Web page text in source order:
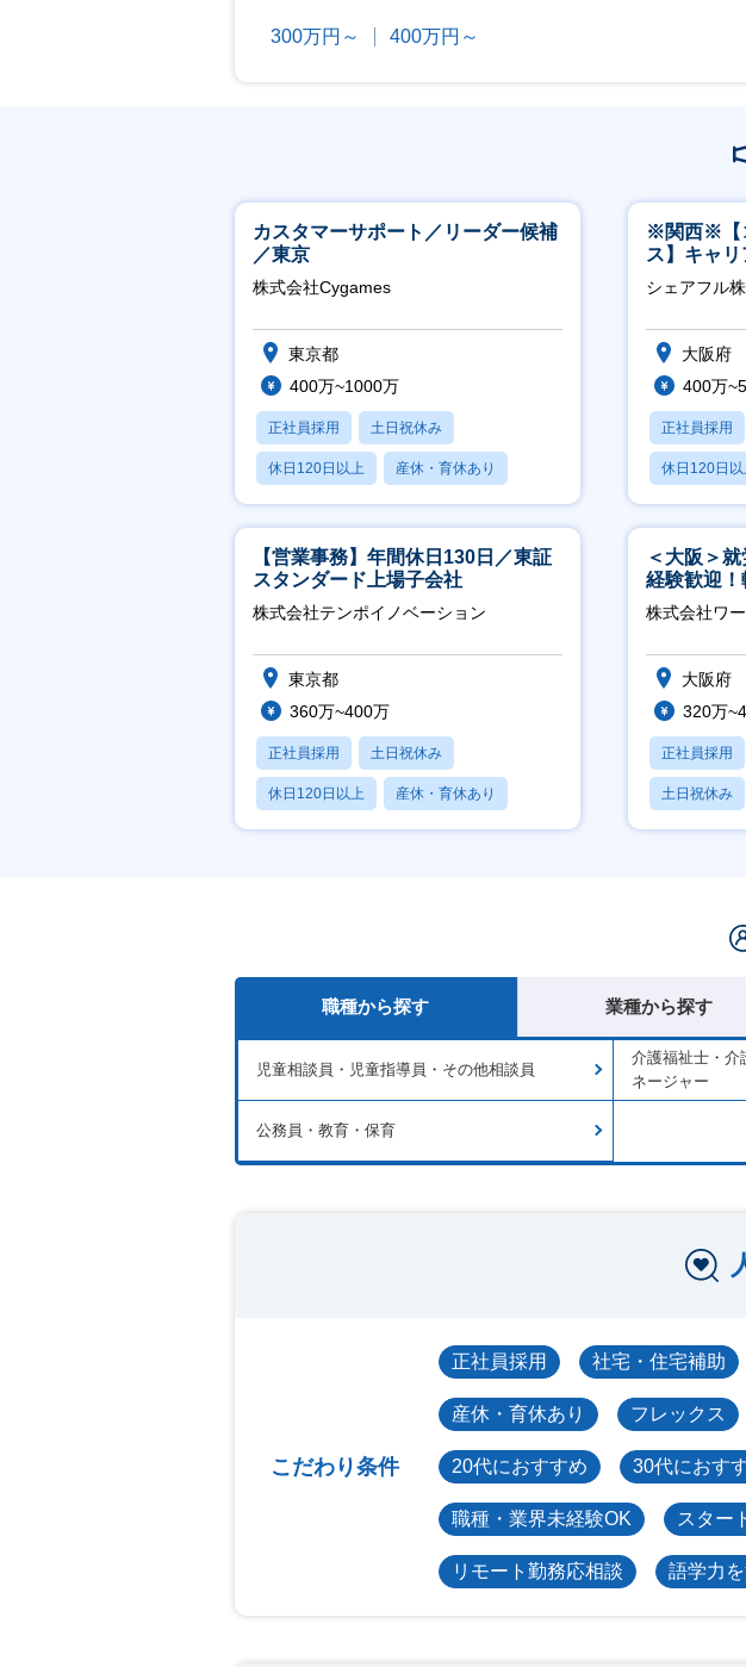
300万円～ 400万円～
カスタマーサポート／リーダー候補
／東京
株式会社Cygames
東京都
400万~1000万
正社員採用 土日祝休み
休日120日以上 産休・育休あり
月残業20時間以内
※関西※【
ス】キャ
ービス『シ
シェアフル
大阪府
400万
正社員採用
休日120日以
賞与あり
【営業事務】年間休日130日／東証
スタンダード上場子会社
株式会社テンポイノベーション
東京都
360万~400万
正社員採用 土日祝休み
休日120日以上 産休・育休あり
賞与あり
＜大阪＞
経験歓迎
ホスピタリ
祝】
株式会社ワ
大阪府
320万
正社員採用
土日祝休み
産休・育休
職種から探す 業種から探す
児童相談員・児童指導員・その他相談員
介護福祉士・介
ネージャー
公務員・教育・保育
こだわり条件
正社員採用 社宅・住宅補助
産休・育休あり フレックス
20代におすすめ 30代におす
職種・業界未経験OK スター
リモート勤務応相談 語学力